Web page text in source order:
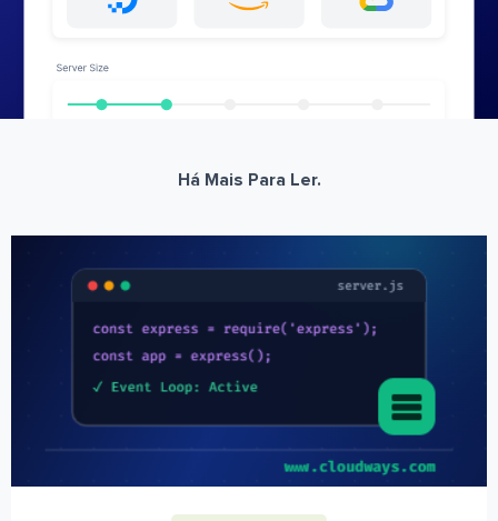
Há Mais Para Ler.